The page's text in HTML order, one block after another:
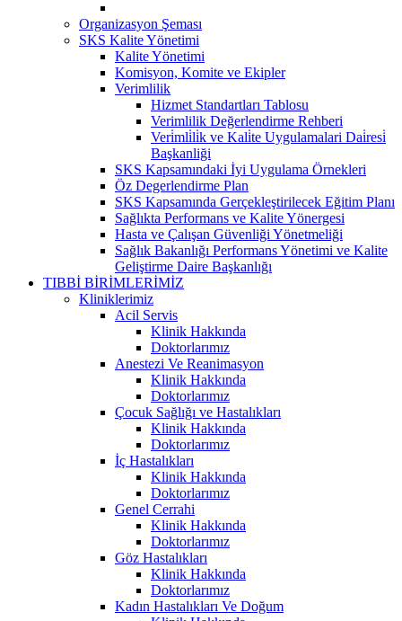
Organizasyon Şeması
SKS Kalite Yönetimi
Kalite Yönetimi
Komisyon, Komite ve Ekipler
Verimlilik
Hizmet Standartları Tablosu
Verimlilik Değerlendirme Rehberi
Veri̇mli̇li̇k ve Kali̇te Uygulamalari Dai̇resi̇
Başkanliği
SKS Kapsamındaki İyi Uygulama Örnekleri
Öz Degerlendirme Plan
SKS Kapsamında Gerçekleştirilecek Eğitim Planı
Sağlıkta Performans ve Kalite Yönergesi
Hasta ve Çalışan Güvenliği Yönetmeliği
Sağlık Bakanlığı Performans Yönetimi ve Kalite
Geliştirme Daire Başkanlığı
TIBBİ BİRİMLERİMİZ
Kliniklerimiz
Acil Servis
Klinik Hakkında
Doktorlarımız
Anestezi Ve Reanimasyon
Klinik Hakkında
Doktorlarımız
Çocuk Sağlığı ve Hastalıkları
Klinik Hakkında
Doktorlarımız
İç Hastalıkları
Klinik Hakkında
Doktorlarımız
Genel Cerrahi
Klinik Hakkında
Doktorlarımız
Göz Hastalıkları
Klinik Hakkında
Doktorlarımız
Kadın Hastalıkları Ve Doğum